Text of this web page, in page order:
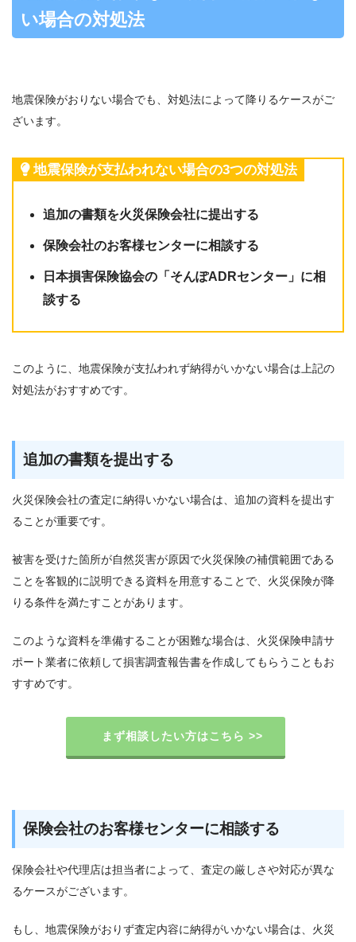
い場合の対処法
地震保険がおりない場合でも、対処法によって降りるケースがご
ざいます。
地震保険が支払われない場合の3つの対処法
追加の書類を火災保険会社に提出する
保険会社のお客様センターに相談する
日本損害保険協会の「そんぽADRセンター」に相
談する
このように、地震保険が支払われず納得がいかない場合は上記の
対処法がおすすめです。
追加の書類を提出する
火災保険会社の査定に納得いかない場合は、追加の資料を提出す
ることが重要です。
被害を受けた箇所が自然災害が原因で火災保険の補償範囲である
ことを客観的に説明できる資料を用意することで、火災保険が降
りる条件を満たすことがあります。
このような資料を準備することが困難な場合は、火災保険申請サ
ポート業者に依頼して損害調査報告書を作成してもらうこともお
すすめです。
まず相談したい方はこちら >>
保険会社のお客様センターに相談する
保険会社や代理店は担当者によって、査定の厳しさや対応が異な
るケースがございます。
もし、地震保険がおりず査定内容に納得がいかない場合は、火災